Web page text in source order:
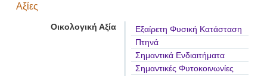
Αξίες
Οικολογική Αξία
Εξαίρετη Φυσική Κατάσταση
Πτηνά
Σημαντικά Ενδιαιτήματα
Σημαντικές Φυτοκοινωνίες